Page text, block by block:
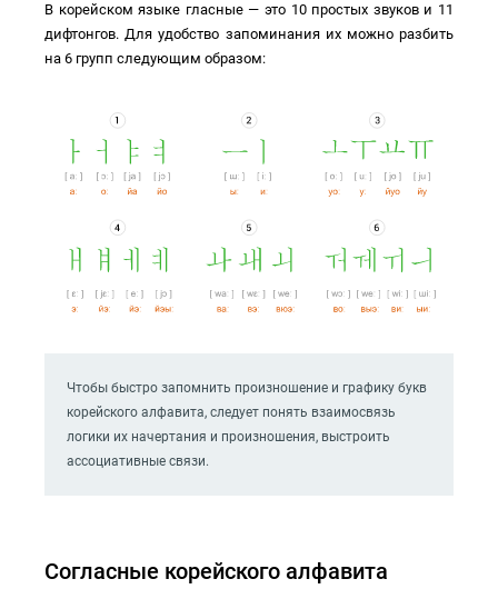
В корейском языке гласные — это 10 простых звуков и 11
дифтонгов. Для удобство запоминания их можно разбить
на 6 групп следующим образом:
Чтобы быстро запомнить произношение и графику букв
корейского алфавита, следует понять взаимосвязь
логики их начертания и произношения, выстроить
ассоциативные связи.
Согласные корейского алфавита